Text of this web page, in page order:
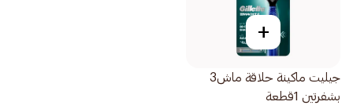
+
جيليت ماكينة حلاقة ماش3
بشفرتين 1قطعة